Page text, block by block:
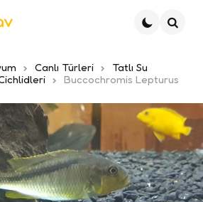
Canlı Türleri
Tatlı Su
Buccochromis Lepturus